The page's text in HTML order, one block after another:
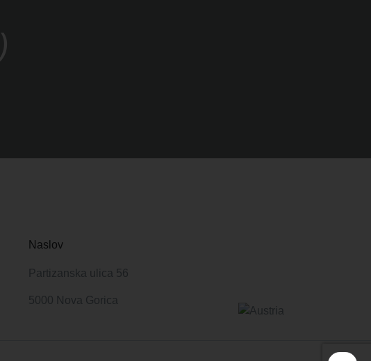
Naslov
Partizanska ulica 56
5000 Nova Gorica